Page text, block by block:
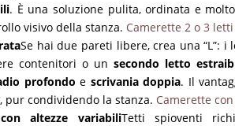
. È una soluzione pulita, ordinata e
visivo della stanza. Camerette 2 o 3
Se hai due pareti libere, crea una “L”:
contenitori o unsecondo letto
profondo e scrivania doppia. Il
, pur condividendo la stanza. Camerette
altezze variabiliTetti spioventi